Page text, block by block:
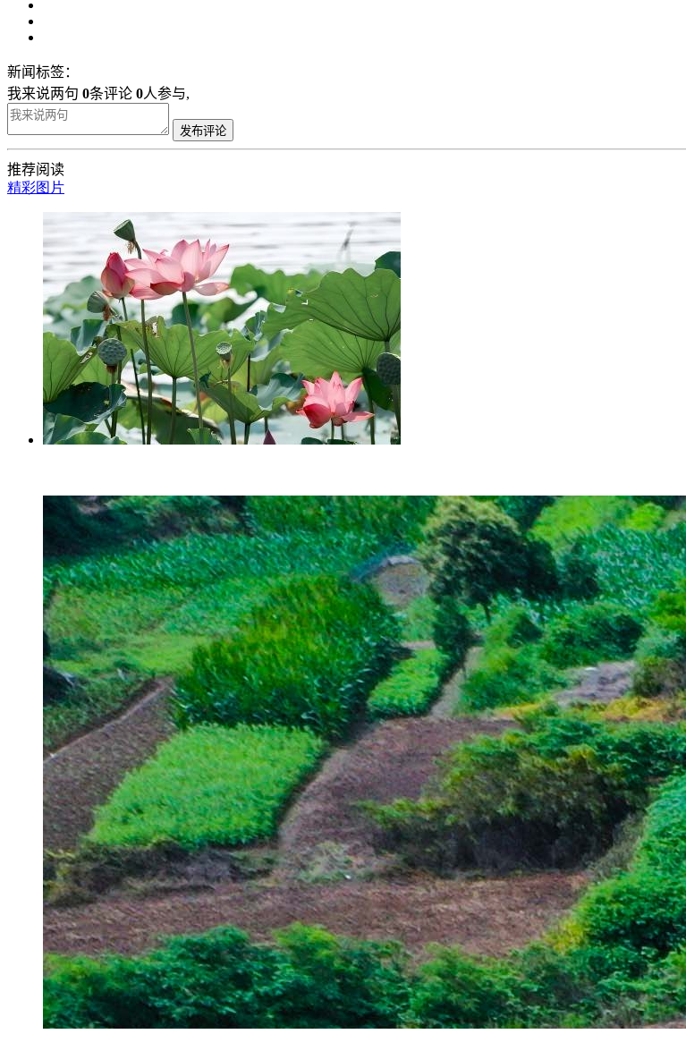
新闻标签：
我来说两句 0条评论 0人参与,
发布评论
推荐阅读